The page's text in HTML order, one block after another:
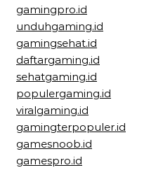
gamingpro.id
unduhgaming.id
gamingsehat.id
daftargaming.id
sehatgaming.id
populergaming.id
viralgaming.id
gamingterpopuler.id
gamesnoob.id
gamespro.id